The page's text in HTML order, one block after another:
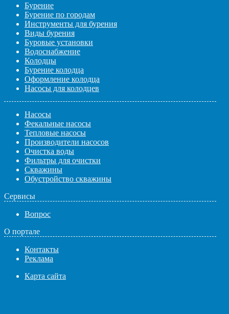
Бурение
Бурение по городам
Инструменты для бурения
Виды бурения
Буровые установки
Водоснабжение
Колодцы
Бурение колодца
Оформление колодца
Насосы для колодцев
Насосы
Фекальные насосы
Тепловые насосы
Производители насосов
Очистка воды
Фильтры для очистки
Скважины
Обустройство скважины
Сервисы
Вопрос
О портале
Контакты
Реклама
Карта сайта